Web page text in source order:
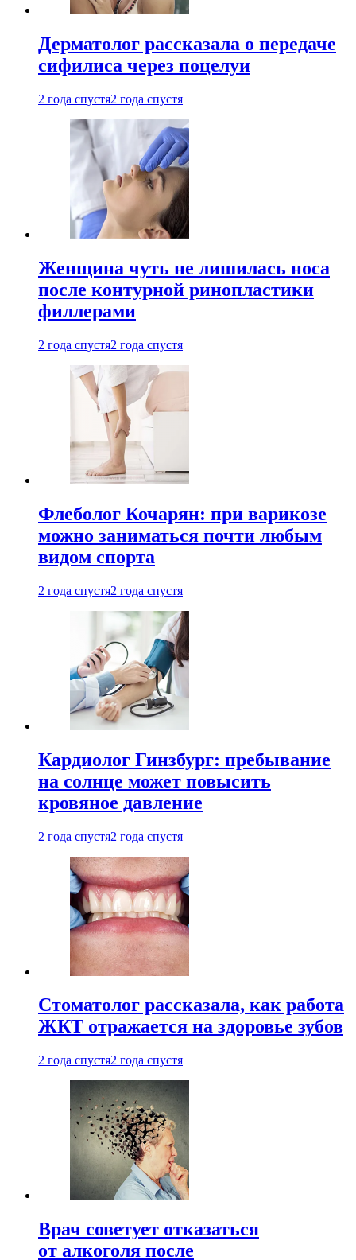
Дерматолог рассказала о передаче
сифилиса через поцелуи
2 года спустя2 года спустя
Женщина чуть не лишилась носа
после контурной ринопластики
филлерами
2 года спустя2 года спустя
Флеболог Кочарян: при варикозе
можно заниматься почти любым
видом спорта
2 года спустя2 года спустя
Кардиолог Гинзбург: пребывание
на солнце может повысить
кровяное давление
2 года спустя2 года спустя
Стоматолог рассказала, как работа
ЖКТ отражается на здоровье зубов
2 года спустя2 года спустя
Врач советует отказаться
от алкоголя после